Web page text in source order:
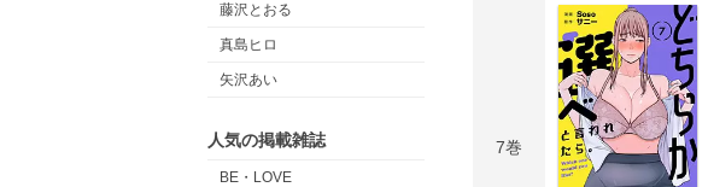
藤沢とおる
真島ヒロ
矢沢あい
人気の掲載雑誌
BE・LOVE
7巻